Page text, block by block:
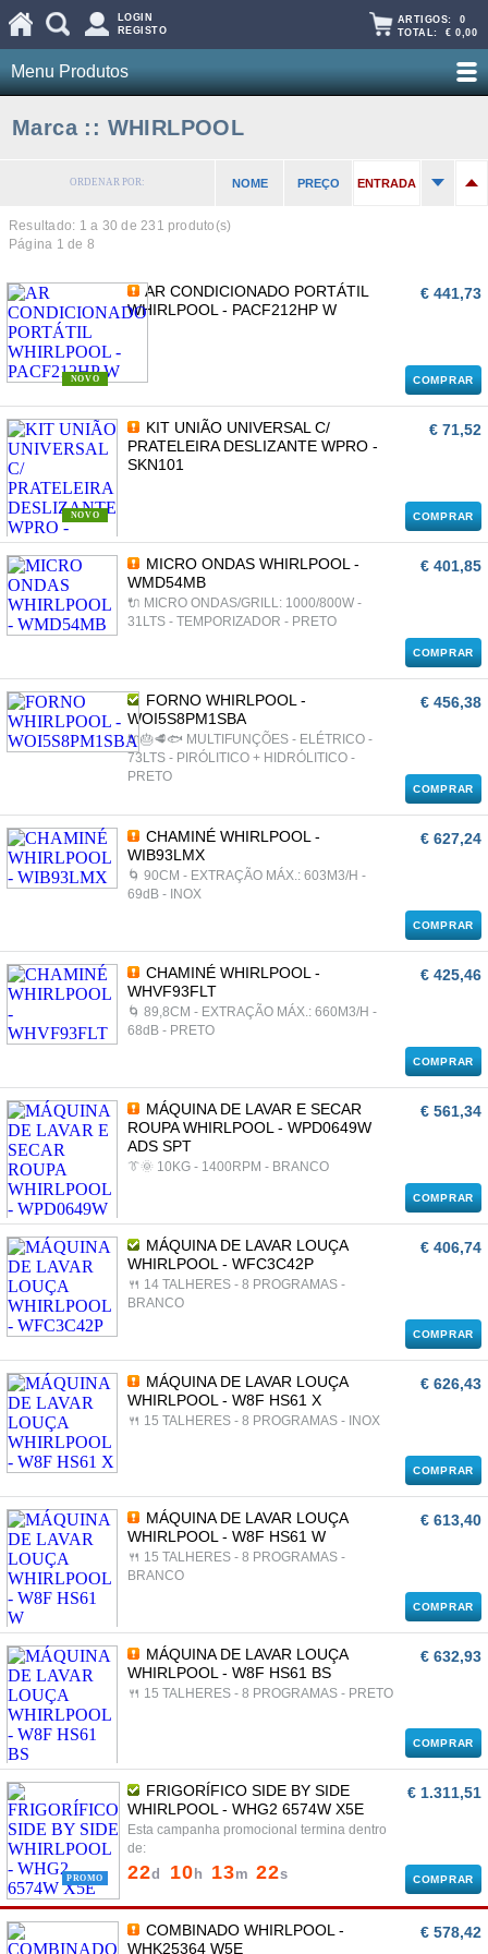
LOGIN
REGISTO
ARTIGOS: 0
TOTAL: € 0,00
Menu Produtos
Marca :: WHIRLPOOL
ORDENAR POR: NOME PREÇO ENTRADA
Resultado: 1 a 30 de 231 produto(s)
Página 1 de 8
NOVO
AR CONDICIONADO PORTÁTIL
WHIRLPOOL - PACF212HP W
€ 441,73
COMPRAR
NOVO
KIT UNIÃO UNIVERSAL C/
PRATELEIRA DESLIZANTE WPRO -
SKN101
€ 71,52
COMPRAR
MICRO ONDAS WHIRLPOOL -
WMD54MB
🔌 MICRO ONDAS/GRILL: 1000/800W -
31LTS - TEMPORIZADOR - PRETO
€ 401,85
COMPRAR
FORNO WHIRLPOOL -
WOI5S8PM1SBA
🔌🎂🥩🐟 MULTIFUNÇÕES - ELÉTRICO -
73LTS - PIRÓLITICO + HIDRÓLITICO -
PRETO
€ 456,38
COMPRAR
CHAMINÉ WHIRLPOOL -
WIB93LMX
🌀 90CM - EXTRAÇÃO MÁX.: 603M3/H -
69dB - INOX
€ 627,24
COMPRAR
CHAMINÉ WHIRLPOOL -
WHVF93FLT
🌀 89,8CM - EXTRAÇÃO MÁX.: 660M3/H -
68dB - PRETO
€ 425,46
COMPRAR
MÁQUINA DE LAVAR E SECAR
ROUPA WHIRLPOOL - WPD0649W
ADS SPT
👔🌞 10KG - 1400RPM - BRANCO
€ 561,34
COMPRAR
MÁQUINA DE LAVAR LOUÇA
WHIRLPOOL - WFC3C42P
🍴 14 TALHERES - 8 PROGRAMAS -
BRANCO
€ 406,74
COMPRAR
MÁQUINA DE LAVAR LOUÇA
WHIRLPOOL - W8F HS61 X
🍴 15 TALHERES - 8 PROGRAMAS - INOX
€ 626,43
COMPRAR
MÁQUINA DE LAVAR LOUÇA
WHIRLPOOL - W8F HS61 W
🍴 15 TALHERES - 8 PROGRAMAS -
BRANCO
€ 613,40
COMPRAR
MÁQUINA DE LAVAR LOUÇA
WHIRLPOOL - W8F HS61 BS
🍴 15 TALHERES - 8 PROGRAMAS - PRETO
€ 632,93
COMPRAR
PROMO
FRIGORÍFICO SIDE BY SIDE
WHIRLPOOL - WHG2 6574W X5E
Esta campanha promocional termina dentro
de:
22d 10 h 13m 22s
€ 1.311,51
COMPRAR
COMBINADO WHIRLPOOL -
WHK25364 W5E
€ 578,42